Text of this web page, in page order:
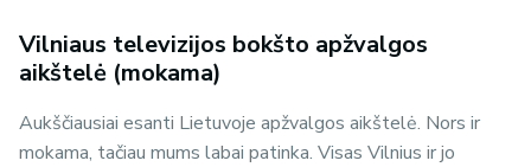
Vilniaus televizijos bokšto apžvalgos
aikštelė (mokama)
Aukščiausiai esanti Lietuvoje apžvalgos aikštelė. Nors ir
mokama, tačiau mums labai patinka. Visas Vilnius ir jo